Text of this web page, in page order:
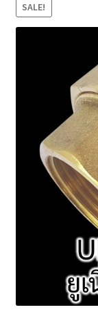
แจ้งชำระเงิน
SALE!